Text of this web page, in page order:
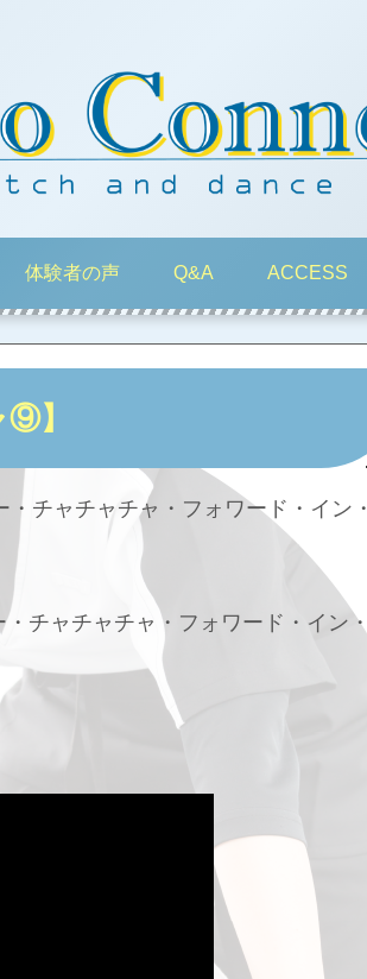
体験者の声 Q&A ACCESS
⑨】
チャチャチャ・フォワード・イン・
チャチャチャ・フォワード・イン・